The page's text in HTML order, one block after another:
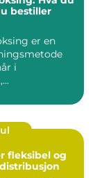
bestiller
er en
i